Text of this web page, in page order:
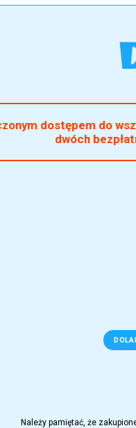
dostępem do
dwóch
Należy pamiętać, że